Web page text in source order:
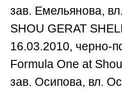
зав. Емельянова,
SHOU GERAT
16.03.2010, черно-
Formula One at
зав. Осипова, вл.